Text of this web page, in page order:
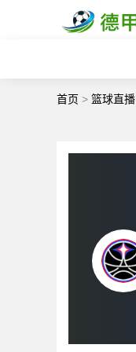
首页 > 篮球直播